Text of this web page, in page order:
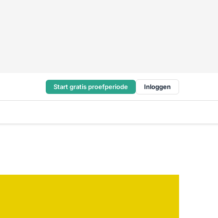
Start gratis proefperiode Inloggen